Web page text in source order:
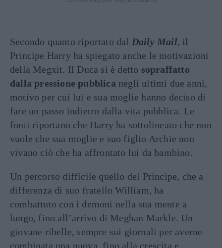
Secondo quanto riportato dal Daily Mail, il
Principe Harry ha spiegato anche le motivazioni
della Megxit. Il Duca si è detto sopraffatto
dalla pressione pubblica negli ultimi due anni,
motivo per cui lui e sua moglie hanno deciso di
fare un passo indietro dalla vita pubblica. Le
fonti riportano che Harry ha sottolineato che non
vuole che sua moglie e suo figlio Archie non
vivano ciò che ha affrontato lui da bambino.
Un percorso difficile quello del Principe, che a
differenza di suo fratello William, ha
combattuto con i demoni nella sua mente a
lungo, fino all’arrivo di Meghan Markle. Un
giovane ribelle, sempre sui giornali per averne
combinata una nuova, fino alla crescita e